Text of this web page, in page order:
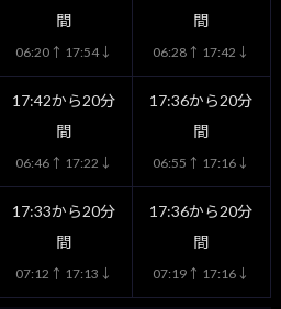
間
06:20↑ 17:54↓
間
06:28↑ 17:42↓
17:42から20分
間
06:46↑ 17:22↓
17:36から20分
間
06:55↑ 17:16↓
17:33から20分
間
07:12↑ 17:13↓
17:36から20分
間
07:19↑ 17:16↓